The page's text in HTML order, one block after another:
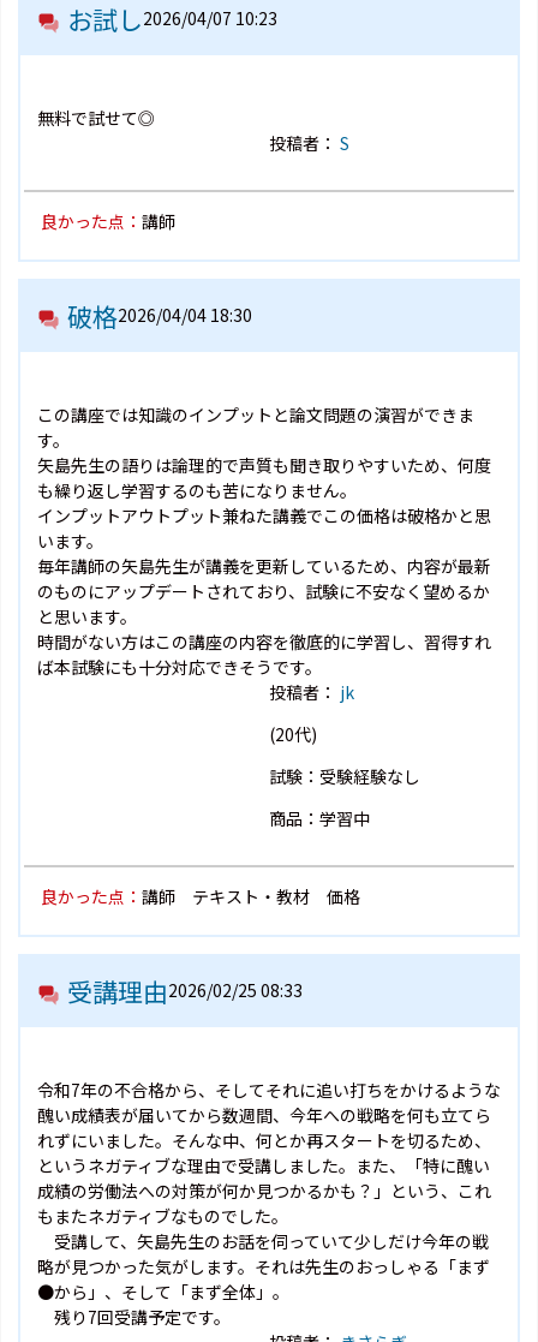
お試し2026/04/07 10:23
無料で試せて◎
投稿者： S
良かった点： 講師
破格2026/04/04 18:30
この講座では知識のインプットと論文問題の演習ができま
す。
矢島先生の語りは論理的で声質も聞き取りやすいため、何度
も繰り返し学習するのも苦になりません。
インプットアウトプット兼ねた講義でこの価格は破格かと思
います。
毎年講師の矢島先生が講義を更新しているため、内容が最新
のものにアップデートされており、試験に不安なく望めるか
と思います。
時間がない方はこの講座の内容を徹底的に学習し、習得すれ
ば本試験にも十分対応できそうです。
投稿者： jk
(20代)
試験：受験経験なし
商品：学習中
良かった点： 講師 テキスト・教材 価格
受講理由2026/02/25 08:33
令和7年の不合格から、そしてそれに追い打ちをかけるような
醜い成績表が届いてから数週間、今年への戦略を何も立てら
れずにいました。そんな中、何とか再スタートを切るため、
というネガティブな理由で受講しました。また、「特に醜い
成績の労働法への対策が何か見つかるかも？」という、これ
もまたネガティブなものでした。
受講して、矢島先生のお話を伺っていて少しだけ今年の戦
略が見つかった気がします。それは先生のおっしゃる「まず
●から」、そして「まず全体」。
残り7回受講予定です。